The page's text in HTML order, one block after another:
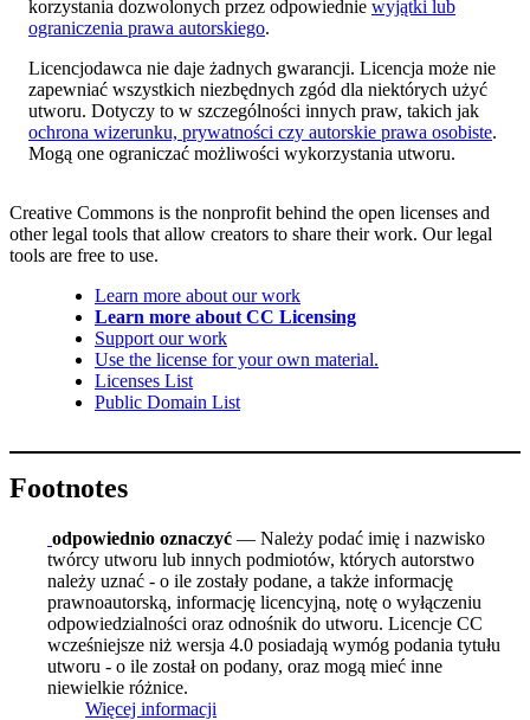
korzystania dozwolonych przez odpowiednie wyjątki lub
ograniczenia prawa autorskiego.
Licencjodawca nie daje żadnych gwarancji. Licencja może nie
zapewniać wszystkich niezbędnych zgód dla niektórych użyć
utworu. Dotyczy to w szczególności innych praw, takich jak
ochrona wizerunku, prywatności czy autorskie prawa osobiste.
Mogą one ograniczać możliwości wykorzystania utworu.
Creative Commons is the nonprofit behind the open licenses and
other legal tools that allow creators to share their work. Our legal
tools are free to use.
Learn more about our work
Learn more about CC Licensing
Support our work
Use the license for your own material.
Licenses List
Public Domain List
Footnotes
odpowiednio oznaczyć — Należy podać imię i nazwisko
twórcy utworu lub innych podmiotów, których autorstwo
należy uznać - o ile zostały podane, a także informację
prawnoautorską, informację licencyjną, notę o wyłączeniu
odpowiedzialności oraz odnośnik do utworu. Licencje CC
wcześniejsze niż wersja 4.0 posiadają wymóg podania tytułu
utworu - o ile został on podany, oraz mogą mieć inne
niewielkie różnice.
Więcej informacji